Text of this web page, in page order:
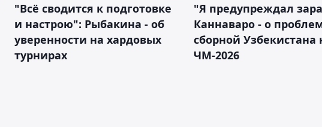
"Всё сводится к подготовке
и настрою": Рыбакина - об
уверенности на хардовых
турнирах
"Я предупреждал
Каннаваро - о
сборной Узбекистана
ЧМ-2026